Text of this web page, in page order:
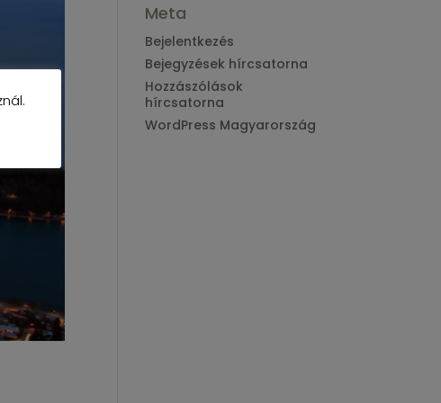
Meta
Bejelentkezés
Bejegyzések hírcsatorna
Hozzászólások
hírcsatorna
WordPress Magyarország